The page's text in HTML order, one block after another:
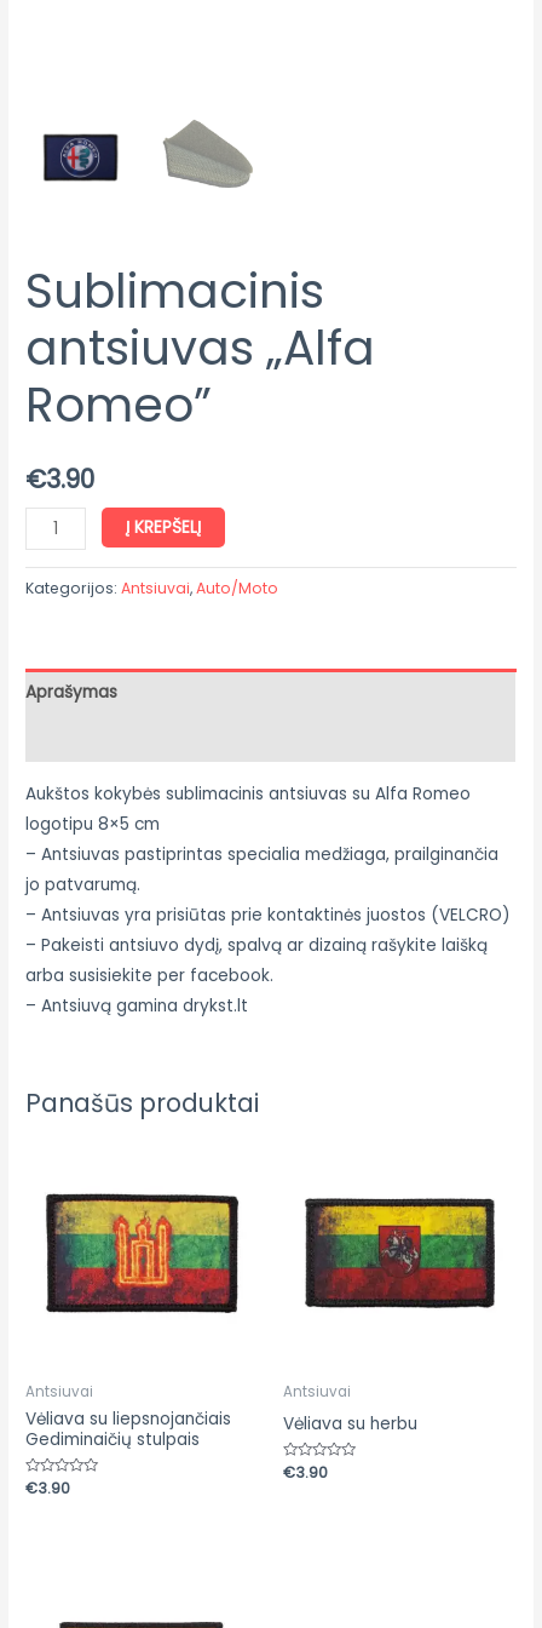
Sublimacinis
antsiuvas „Alfa
Romeo”
€3.90
Į KREPŠELĮ
Kategorijos:Antsiuvai,Auto/Moto
Aprašymas
Aukštos kokybės sublimacinis antsiuvas su Alfa Romeo
logotipu 8×5 cm
– Antsiuvas pastiprintas specialia medžiaga, prailginančia
jo patvarumą.
– Antsiuvas yra prisiūtas prie kontaktinės juostos (VELCRO)
– Pakeisti antsiuvo dydį, spalvą ar dizainą rašykite laišką
arba susisiekite per facebook.
– Antsiuvą gamina drykst.lt
Panašūs produktai
Antsiuvai
Vėliava su liepsnojančiais
Gediminaičių stulpais
Įvertinimas:
0
€3.90
Antsiuvai
Vėliava su herbu
Įvertinimas:
0
€3.90